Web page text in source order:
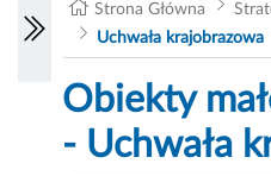
Strona Główna
Uchwała krajobrazowa
Obiekty
- Uchwała